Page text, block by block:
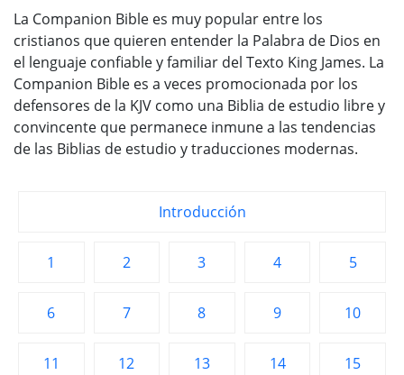
La Companion Bible es muy popular entre los
cristianos que quieren entender la Palabra de Dios en
el lenguaje confiable y familiar del Texto King James. La
Companion Bible es a veces promocionada por los
defensores de la KJV como una Biblia de estudio libre y
convincente que permanece inmune a las tendencias
de las Biblias de estudio y traducciones modernas.
Introducción
1 2 3 4 5
6 7 8 9 10
11 12 13 14 15